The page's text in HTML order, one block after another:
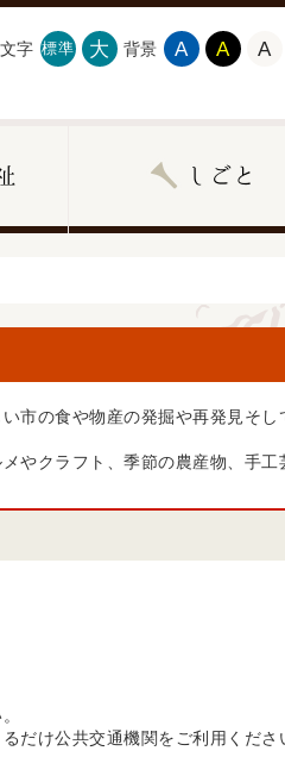
文字 標準 大 背景 A A A
市の食や物産の発掘や再発見そし
やクラフト、季節の農産物、手工
だけ公共交通機関をご利用くださ